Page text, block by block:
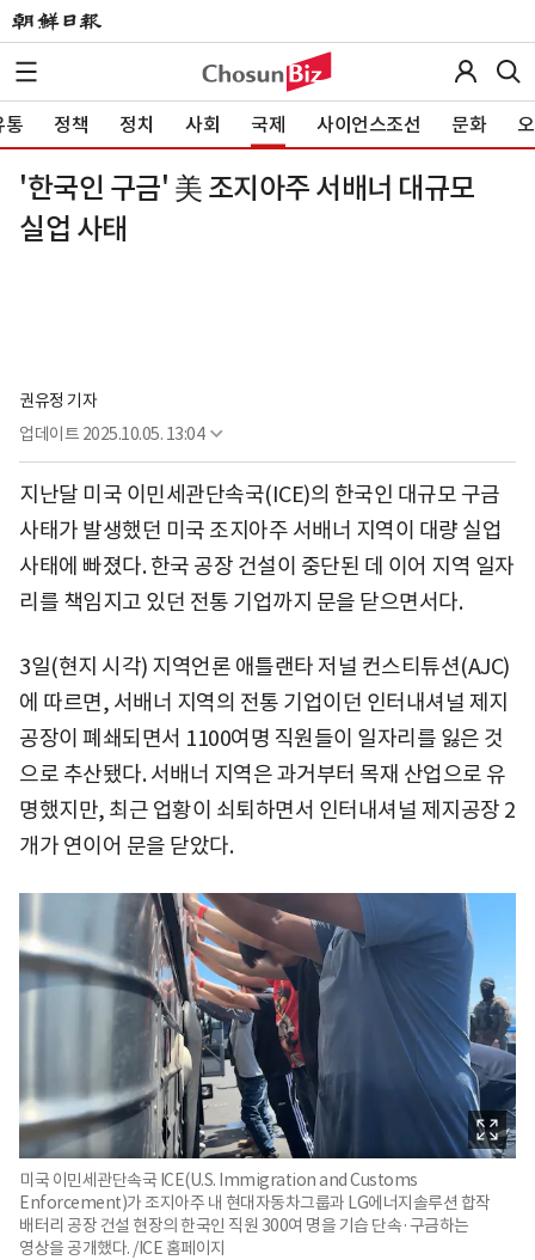
통 정책 정치 사회 국제 사이언스조선 문화
'한국인 구금' 美 조지아주 서배너 대규모
실업 사태
권유정 기자
업데이트 2025.10.05. 13:04
지난달 미국 이민세관단속국(ICE)의 한국인 대규모 구금
사태가 발생했던 미국 조지아주 서배너 지역이 대량 실업
사태에 빠졌다. 한국 공장 건설이 중단된 데 이어 지역 일자
리를 책임지고 있던 전통 기업까지 문을 닫으면서다.
3일(현지 시각) 지역언론 애틀랜타 저널 컨스티튜션(AJC)
에 따르면, 서배너 지역의 전통 기업이던 인터내셔널 제지
공장이 폐쇄되면서 1100여명 직원들이 일자리를 잃은 것
으로 추산됐다. 서배너 지역은 과거부터 목재 산업으로 유
명했지만, 최근 업황이 쇠퇴하면서 인터내셔널 제지공장 2
개가 연이어 문을 닫았다.
미국 이민세관단속국 ICE(U.S. Immigration and Customs
Enforcement)가 조지아주 내 현대자동차그룹과 LG에너지솔루션 합작
배터리 공장 건설 현장의 한국인 직원 300여 명을 기습 단속·구금하는
영상을 공개했다. /ICE 홈페이지